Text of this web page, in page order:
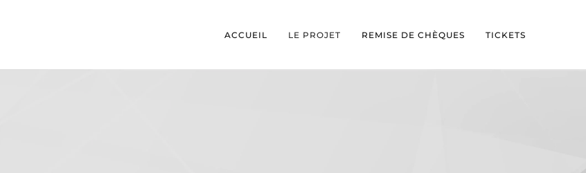
ACCUEIL LE PROJET REMISE DE CHÈQUES TICKETS